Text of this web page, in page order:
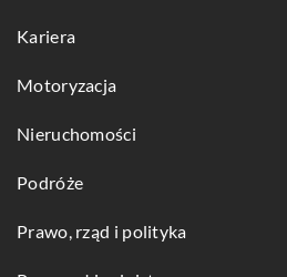
Kariera
Motoryzacja
Nieruchomości
Podróże
Prawo, rząd i polityka